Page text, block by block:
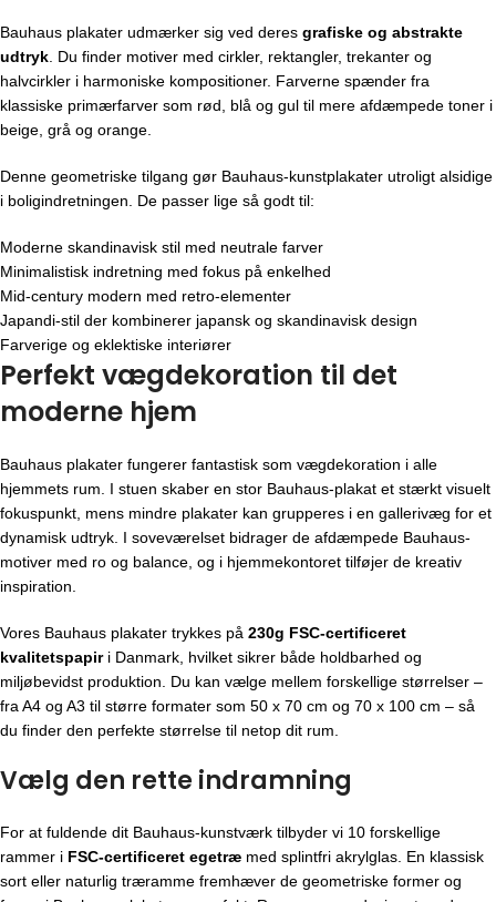
Bauhaus plakater udmærker sig ved deres grafiske og abstrakte
udtryk . Du finder motiver med cirkler, rektangler, trekanter og
halvcirkler i harmoniske kompositioner. Farverne spænder fra
klassiske primærfarver som rød, blå og gul til mere afdæmpede toner i
beige, grå og orange.
Denne geometriske tilgang gør Bauhaus-kunstplakater utroligt alsidige
i boligindretningen. De passer lige så godt til:
Moderne skandinavisk stil med neutrale farver
Minimalistisk indretning med fokus på enkelhed
Mid-century modern med retro-elementer
Japandi-stil der kombinerer japansk og skandinavisk design
Farverige og eklektiske interiører
Perfekt vægdekoration til det
moderne hjem
Bauhaus plakater fungerer fantastisk som vægdekoration i alle
hjemmets rum. I stuen skaber en stor Bauhaus-plakat et stærkt visuelt
fokuspunkt, mens mindre plakater kan grupperes i en gallerivæg for et
dynamisk udtryk. I soveværelset bidrager de afdæmpede Bauhaus-
motiver med ro og balance, og i hjemmekontoret tilføjer de kreativ
inspiration.
Vores Bauhaus plakater trykkes på 230g FSC-certificeret
kvalitetspapiri Danmark, hvilket sikrer både holdbarhed og
miljøbevidst produktion. Du kan vælge mellem forskellige størrelser –
fra A4 og A3 til større formater som 50 x 70 cm og 70 x 100 cm – så
du finder den perfekte størrelse til netop dit rum.
Vælg den rette indramning
For at fuldende dit Bauhaus-kunstværk tilbyder vi 10 forskellige
rammer i FSC-certificeret egetræ med splintfri akrylglas. En klassisk
sort eller naturlig træramme fremhæver de geometriske former og